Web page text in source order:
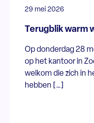
29 mei 2026
Terugblik warm
Op donderdag 28
op het kantoor in
welkom die zich in
hebben […]